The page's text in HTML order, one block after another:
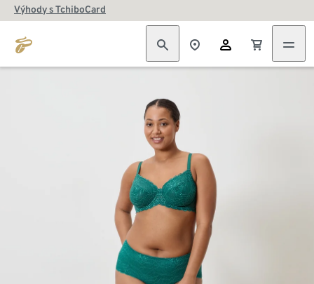
Výhody s TchiboCard